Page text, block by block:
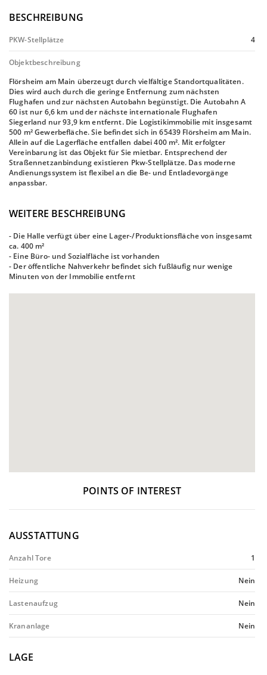
BESCHREIBUNG
PKW-Stellplätze 4
Objektbeschreibung
Flörsheim am Main überzeugt durch vielfältige Standortqualitäten.
Dies wird auch durch die geringe Entfernung zum nächsten
Flughafen und zur nächsten Autobahn begünstigt. Die Autobahn A
60 ist nur 6,6 km und der nächste internationale Flughafen
Siegerland nur 93,9 km entfernt. Die Logistikimmobilie mit insgesamt
500 m² Gewerbefläche. Sie befindet sich in 65439 Flörsheim am Main.
Allein auf die Lagerfläche entfallen dabei 400 m². Mit erfolgter
Vereinbarung ist das Objekt für Sie mietbar. Entsprechend der
Straßennetzanbindung existieren Pkw-Stellplätze. Das moderne
Andienungssystem ist flexibel an die Be- und Entladevorgänge
anpassbar.
WEITERE BESCHREIBUNG
- Die Halle verfügt über eine Lager-/Produktionsfläche von insgesamt
ca. 400 m²
- Eine Büro- und Sozialfläche ist vorhanden
- Der öffentliche Nahverkehr befindet sich fußläufig nur wenige
Minuten von der Immobilie entfernt
POINTS OF INTEREST
AUSSTATTUNG
Anzahl Tore 1
Heizung Nein
Lastenaufzug Nein
Krananlage Nein
LAGE